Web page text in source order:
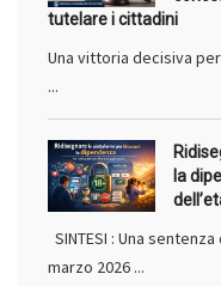
tutelare i cittadini
Una vittoria decisiva
...
la
SINTESI : Una
marzo 2026 ...